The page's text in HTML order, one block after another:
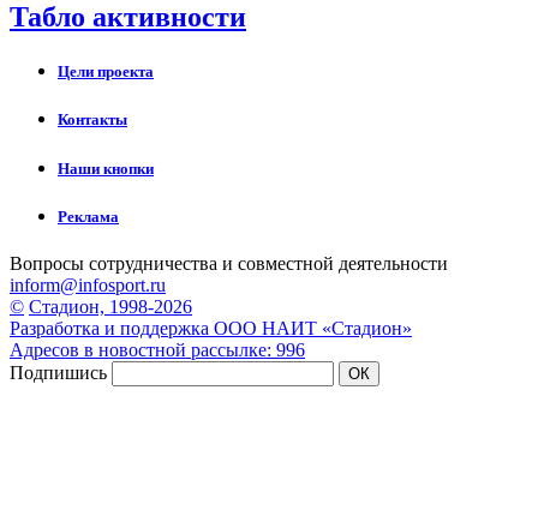
Табло активности
Цели проекта
Контакты
Наши кнопки
Реклама
Вопросы сотрудничества и совместной деятельности
inform@infosport.ru
© Стадион, 1998-2026
Разработка и поддержка ООО НАИТ «Стадион»
Адресов в новостной рассылке: 996
Подпишись